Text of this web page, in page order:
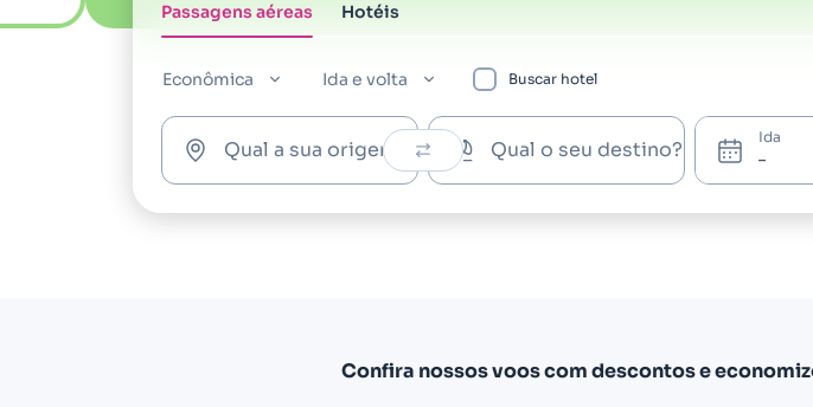
Passagens aéreas Hotéis
Econômica Ida e volta Buscar hotel
Qual a sua origem? Qual o seu destino?
Ida
Confira nossos voos com descontos e